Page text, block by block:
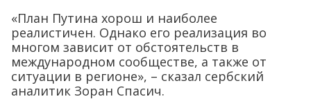
«План Путина хорош и наиболее
реалистичен. Однако его реализация во
многом зависит от обстоятельств в
международном сообществе, а также от
ситуации в регионе», – сказал сербский
аналитик Зоран Спасич.